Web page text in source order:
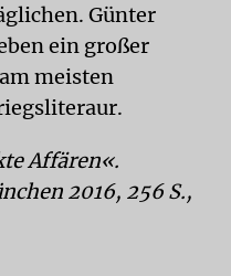
Günter
ein großer
meisten
Affären«.
2016, 256 S.,